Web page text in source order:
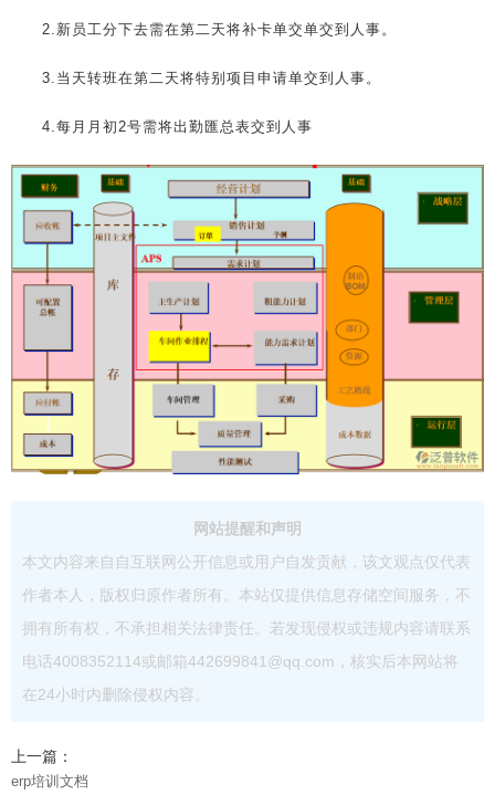
2.新员工分下去需在第二天将补卡单交单交到人事。
3.当天转班在第二天将特别项目申请单交到人事。
4.每月月初2号需将出勤匯总表交到人事
网站提醒和声明
本文内容来自自互联网公开信息或用户自发贡献，该文观点仅代表
作者本人，版权归原作者所有。本站仅提供信息存储空间服务，不
拥有所有权，不承担相关法律责任。若发现侵权或违规内容请联系
电话4008352114或邮箱442699841@qq.com，核实后本网站将
在24小时内删除侵权内容。
上一篇：
erp培训文档